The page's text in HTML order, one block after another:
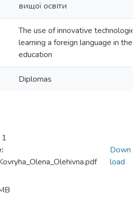
вищої освіти
The use of innovative
learning a foreign language in the
education
Diplomas
Down
load